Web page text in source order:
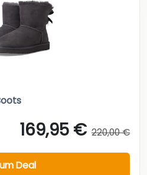
169,95 € 220,00 €
Deal